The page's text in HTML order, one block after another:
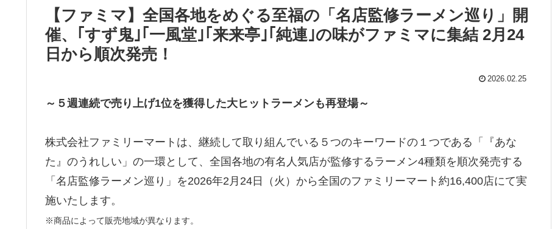
【ファミマ】全国各地をめぐる至福の「名店監修ラーメン巡り」開
催、｢すず鬼｣｢一風堂｣｢来来亭｣｢純連｣の味がファミマに集結 2月24
日から順次発売！
2026.02.25
～５週連続で売り上げ1位を獲得した大ヒットラーメンも再登場～
株式会社ファミリーマートは、継続して取り組んでいる５つのキーワードの１つである「『あな
た』のうれしい」の一環として、全国各地の有名人気店が監修するラーメン4種類を順次発売する
「名店監修ラーメン巡り」を2026年2月24日（火）から全国のファミリーマート約16,400店にて実
施いたします。
※商品によって販売地域が異なります。